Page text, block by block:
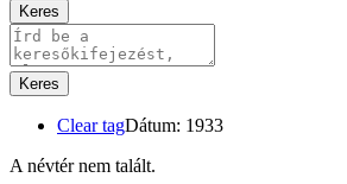
Keres
Keres
Clear tagDátum: 1933
A névtér nem talált.